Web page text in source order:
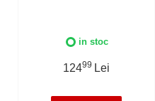
in stoc
12499 Lei